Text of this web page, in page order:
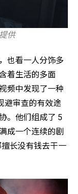
供
也看一人分饰多
着生活的多面
频中发现了一种
避审查的有效途
。他们组成了 5
成一个连续的剧
长没有钱去干一